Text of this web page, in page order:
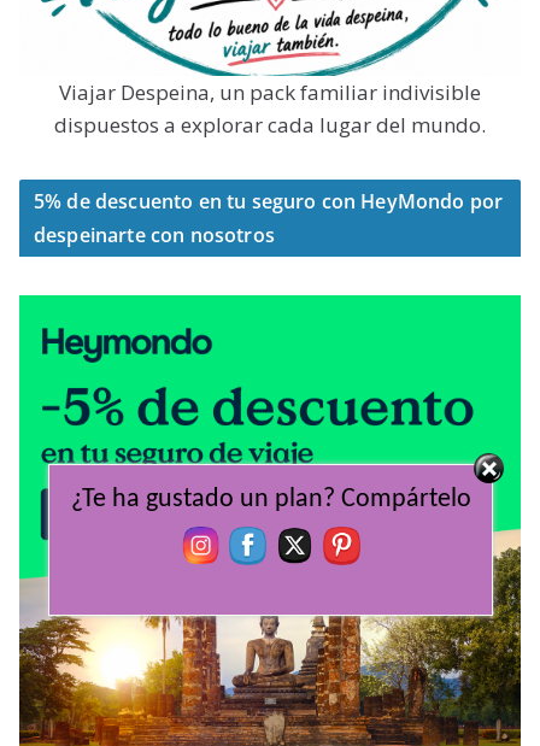
Viajar Despeina, un pack familiar indivisible
dispuestos a explorar cada lugar del mundo.
5% de descuento en tu seguro con HeyMondo por
despeinarte con nosotros
¿Te ha gustado un plan? Compártelo